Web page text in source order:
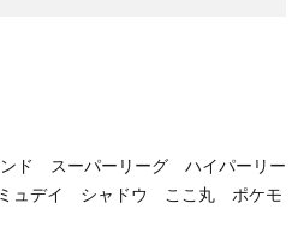
ド スーパーリーグ ハイパーリー
ュデイ シャドウ ここ丸 ポケモ